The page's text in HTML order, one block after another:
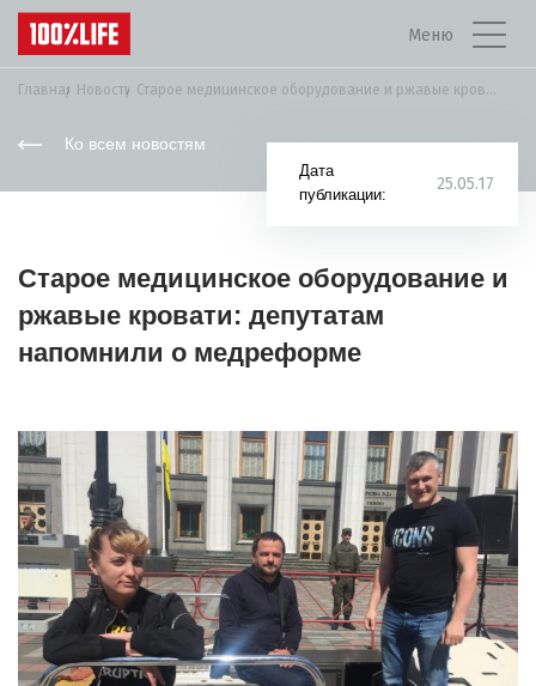
Меню
Главная Новости Старое медицинское оборудование и ржавые кровати: депутатам...
Ко всем новостям
Дата
публикации:
25.05.17
Старое медицинское оборудование и
ржавые кровати: депутатам
напомнили о медреформе